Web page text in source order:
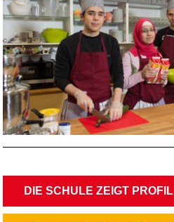
NAVIGATION
ÜBERSPRINGEN
DIE SCHULE ZEIGT PROFIL